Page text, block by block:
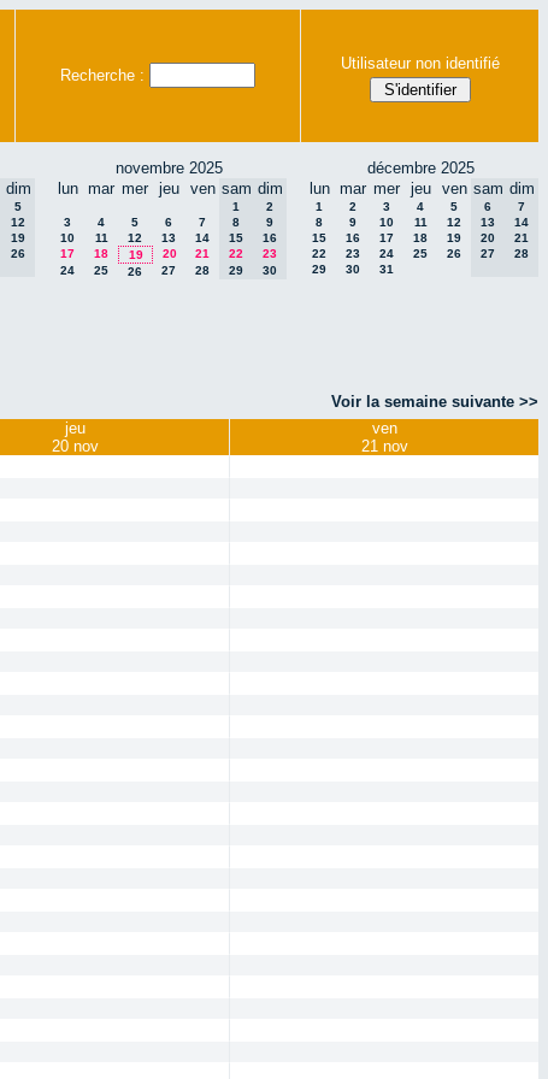
Recherche :
Utilisateur non identifié
dim
5
12
19
26
novembre 2025
lun mar mer jeu ven sam dim
1
2
3
4 5 6 7 8
9
10
11 12 13 14 15
16
17
18 19 20 21 22
23
24
25 26 27 28 29 30
décembre 2025
lun mar mer jeu ven sam dim
1 2 3 4 5 6
7
8
9 10 11 12 13
14
15
16 17 18 19 20
21
22
23 24 25 26 27
28
29
30 31
Voir la semaine suivante >>
jeu
20 nov
ven
21 nov